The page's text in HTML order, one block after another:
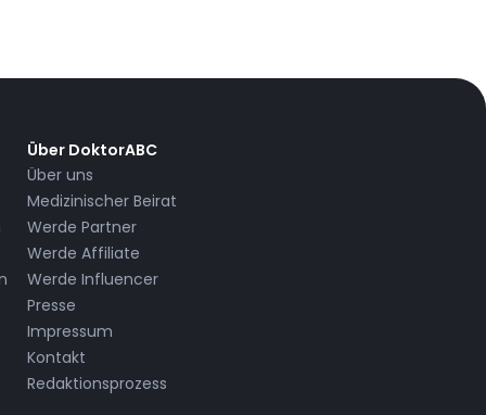
Über DoktorABC
Über uns
Medizinischer Beirat
Werde Partner
Werde Affiliate
Werde Influencer
Presse
Impressum
Kontakt
Redaktionsprozess